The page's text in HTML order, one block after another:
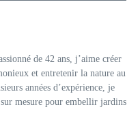
de 42 ans, j’aime créer
et entretenir la nature au
années d’expérience, je
mesure pour embellir jardins